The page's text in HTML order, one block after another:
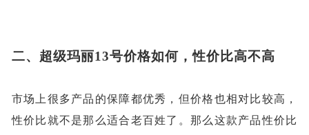
二、 超级玛丽13号价格如何，性价比高不高
市场上很多产品的保障都优秀，但价格也相对比较高，
性价比就不是那么适合老百姓了。那么这款产品性价比